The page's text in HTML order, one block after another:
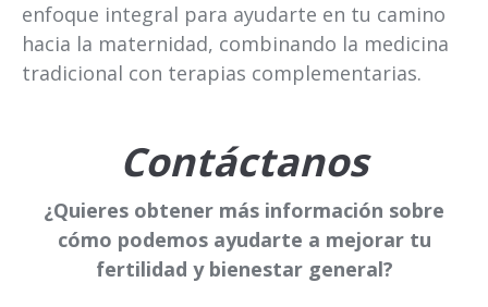
enfoque integral para ayudarte en tu camino
hacia la maternidad, combinando la medicina
tradicional con terapias complementarias.
Contáctanos
¿Quieres obtener más información sobre
cómo podemos ayudarte a mejorar tu
fertilidad y bienestar general?